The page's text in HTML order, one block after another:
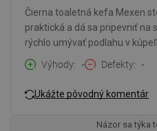
Čierna toaletná kefa Mexen
praktická a dá sa pripevniť na
rýchlo umývať podlahu v
Výhody
- Defekty -
Ukážte pôvodný komentár
Názor sa týka